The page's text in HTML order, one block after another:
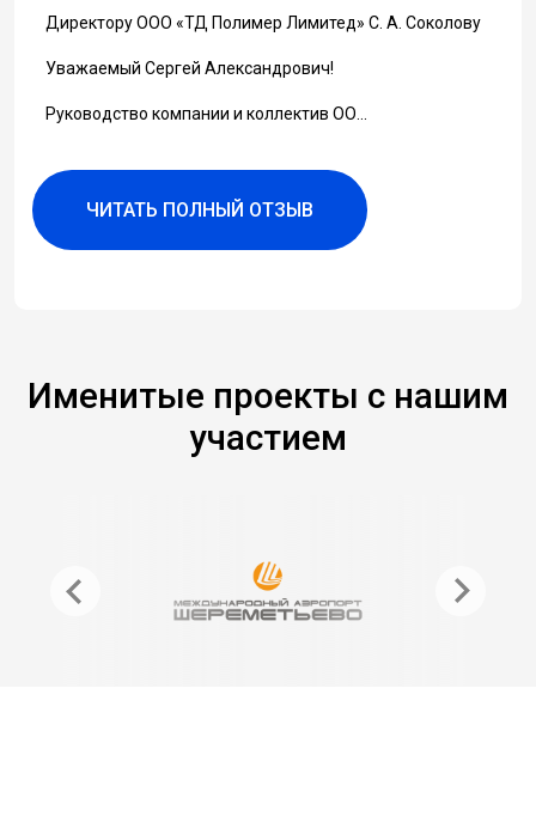
Выражаем благодарность и признательность
сотрудничество.
Мы высоко цени...
ЧИТАТЬ ПОЛНЫЙ ОТЗЫВ
Именитые проекты с нашим
участием